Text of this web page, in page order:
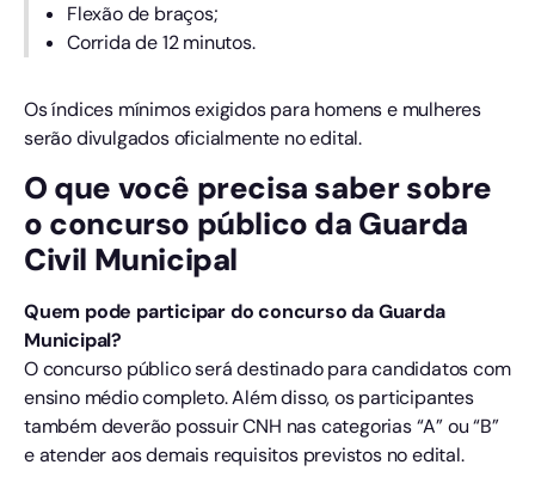
Flexão de braços;
Corrida de 12 minutos.
Os índices mínimos exigidos para homens e mulheres
serão divulgados oficialmente no edital.
O que você precisa saber sobre
o concurso público da Guarda
Civil Municipal
Quem pode participar do concurso da Guarda
Municipal?
O concurso público será destinado para candidatos com
ensino médio completo. Além disso, os participantes
também deverão possuir CNH nas categorias “A” ou “B”
e atender aos demais requisitos previstos no edital.